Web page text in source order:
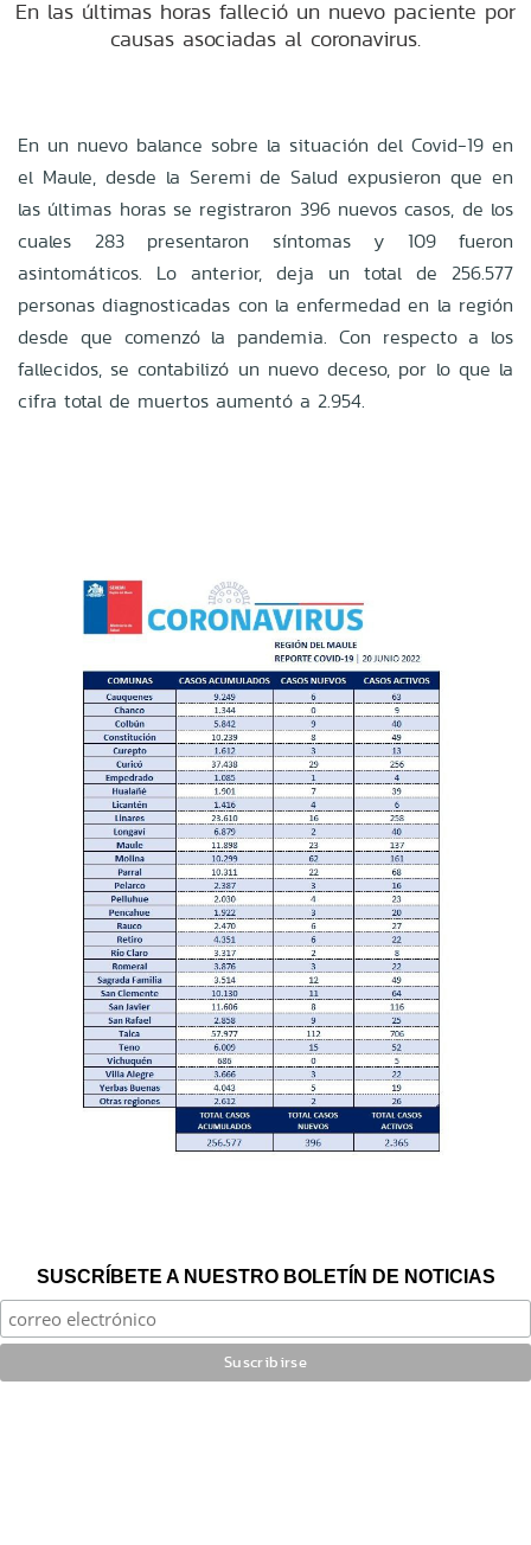
En las últimas horas falleció un nuevo paciente por
causas asociadas al coronavirus.
En un nuevo balance sobre la situación del Covid-19 en
el Maule, desde la Seremi de Salud expusieron que en
las últimas horas se registraron 396 nuevos casos, de los
cuales 283 presentaron síntomas y 109 fueron
asintomáticos. Lo anterior, deja un total de 256.577
personas diagnosticadas con la enfermedad en la región
desde que comenzó la pandemia. Con respecto a los
fallecidos, se contabilizó un nuevo deceso, por lo que la
cifra total de muertos aumentó a 2.954.
SUSCRÍBETE A NUESTRO BOLETÍN DE NOTICIAS